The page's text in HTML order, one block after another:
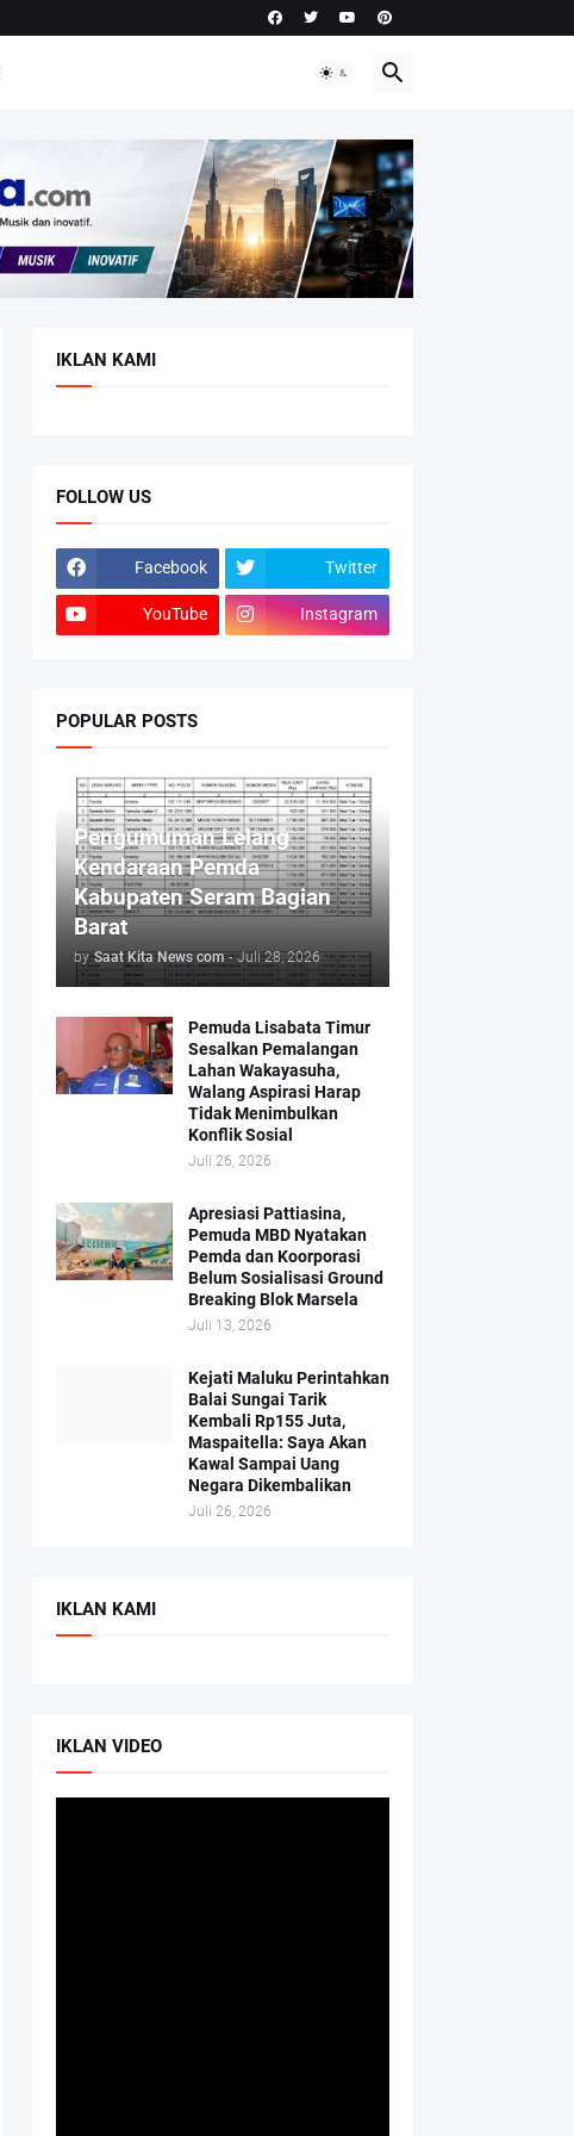
IKLAN KAMI
FOLLOW US
Facebook Twitter
YouTube Instagram
POPULAR POSTS
Pengumuman Lelang
Kendaraan Pemda
Kabupaten Seram Bagian
Barat
by Saat Kita News com - Juli 28, 2026
Pemuda Lisabata Timur
Sesalkan Pemalangan
Lahan Wakayasuha,
Walang Aspirasi Harap
Tidak Menimbulkan
Konflik Sosial
Juli 26, 2026
Apresiasi Pattiasina,
Pemuda MBD Nyatakan
Pemda dan Koorporasi
Belum Sosialisasi Ground
Breaking Blok Marsela
Juli 13, 2026
Kejati Maluku Perintahkan
Balai Sungai Tarik
Kembali Rp155 Juta,
Maspaitella: Saya Akan
Kawal Sampai Uang
Negara Dikembalikan
Juli 26, 2026
IKLAN KAMI
IKLAN VIDEO